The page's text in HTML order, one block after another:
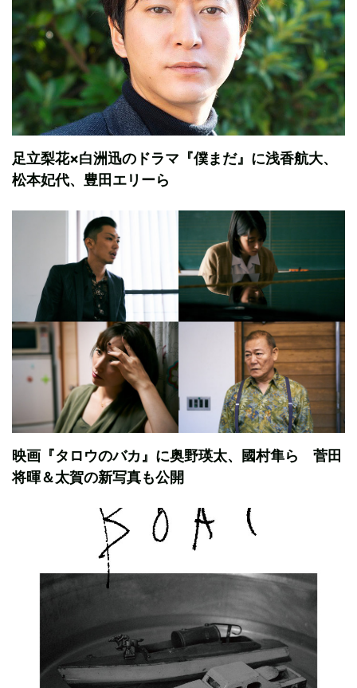
足立梨花×白洲迅のドラマ『僕まだ』に浅香航大、
松本妃代、豊田エリーら
映画『タロウのバカ』に奥野瑛太、國村隼ら 菅田
将暉＆太賀の新写真も公開